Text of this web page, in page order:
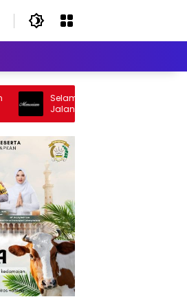
Selamat Jalan Sang Inspirator, Selamat
Jalan Abangku Yuslam Idris